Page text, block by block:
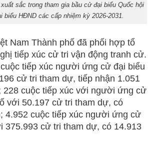
sắc trong tham gia bầu cử đại biểu Quốc hội
biểu HĐND các cấp nhiệm kỳ 2026-2031.
Nam Thành phố đã phối hợp tổ
tiếp xúc cử tri vận động tranh cử.
tiếp xúc người ứng cử đại biểu
cử tri tham dự, tiếp nhận 1.051
228 cuộc tiếp xúc với người ứng cử
với 50.197 cử tri tham dự, có
4.952 cuộc tiếp xúc người ứng cử
375.993 cử tri tham dự, có 14.913